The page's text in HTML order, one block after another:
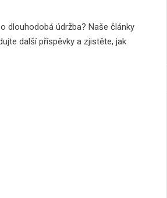
dlouhodobá údržba? Naše články
další příspěvky a zjistěte, jak